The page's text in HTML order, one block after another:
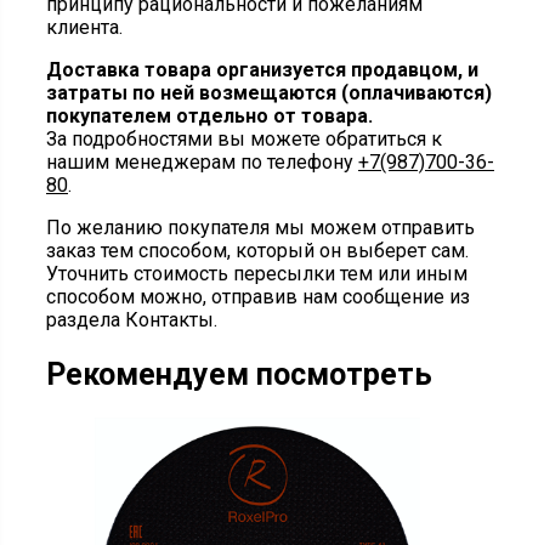
клиента.
Доставка товара организуется продавцом, и
затраты по ней возмещаются (оплачиваются)
покупателем отдельно от товара.
За подробностями вы можете обратиться к
нашим менеджерам по телефону +7(987)700-36-
80.
По желанию покупателя мы можем отправить
заказ тем способом, который он выберет сам.
Уточнить стоимость пересылки тем или иным
способом можно, отправив нам сообщение из
раздела Контакты.
Рекомендуем посмотреть